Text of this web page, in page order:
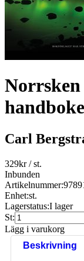
Carl
329kr/ st.
Inbunden
Artikelnummer:
Enhet:st.
Lagerstatus:I lager
St:
Lägg i varukorg
Beskrivning